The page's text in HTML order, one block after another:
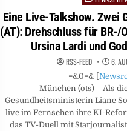
Eine Live-Talkshow. Zwei
(AT): Drehschluss für
Ursina Lardi und
RSS-FEED 6.
=&0=& [
München (ots) – Als
Gesundheitsministerin Liane
live im Fernsehen ihre KI-
das TV-Duell mit